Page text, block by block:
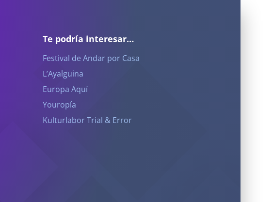
Te podría interesar…
Festival de Andar por Casa
L’Ayalguina
Europa Aquí
Youropía
Kulturlabor Trial & Error